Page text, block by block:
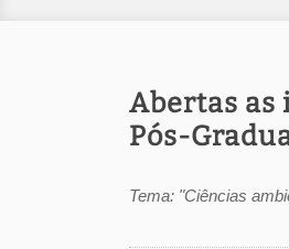
Abertas as
Pós-
Tema: "Ciências